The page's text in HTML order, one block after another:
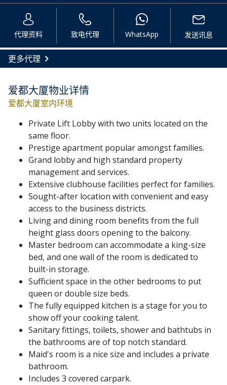
代理资料 致电代理 WhatsApp 发送讯息
更多代理
爱都大厦物业详情
爱都大厦室内环境
Private Lift Lobby with two units located on the
same floor.
Prestige apartment popular amongst families.
Grand lobby and high standard property
management and services.
Extensive clubhouse facilities perfect for families.
Sought-after location with convenient and easy
access to the business districts.
Living and dining room benefits from the full
height glass doors opening to the balcony.
Master bedroom can accommodate a king-size
bed, and one wall of the room is dedicated to
built-in storage.
Sufficient space in the other bedrooms to put
queen or double size beds.
The fully equipped kitchen is a stage for you to
show off your cooking talent.
Sanitary fittings, toilets, shower and bathtubs in
the bathrooms are of top notch standard.
Maid's room is a nice size and includes a private
bathroom.
Includes 3 covered carpark.